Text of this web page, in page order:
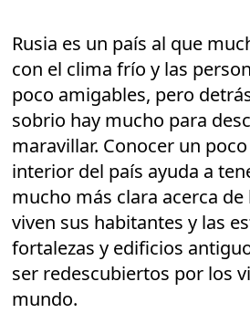
Rusia es un país al que
con el clima frío y las
poco amigables, pero
sobrio hay mucho para
maravillar. Conocer un
interior del país ayuda a
mucho más clara acerca
viven sus habitantes y las
fortalezas y edificios
ser redescubiertos por los
mundo.